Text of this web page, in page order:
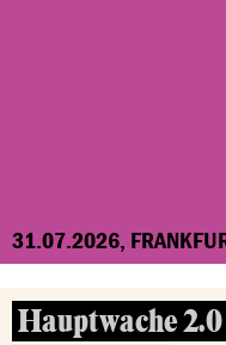
31.07.2026,
Hauptwache